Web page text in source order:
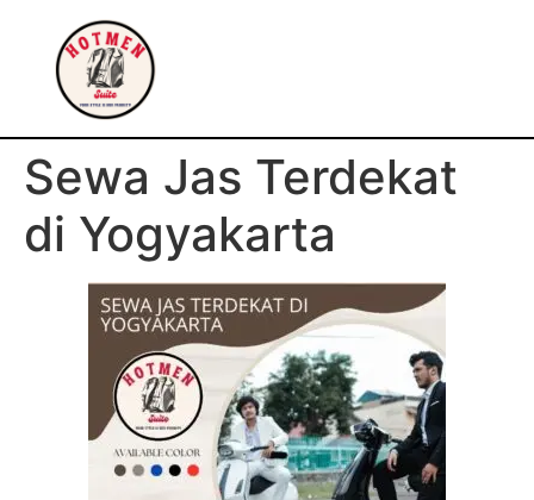
Sewa Jas Terdekat
di Yogyakarta